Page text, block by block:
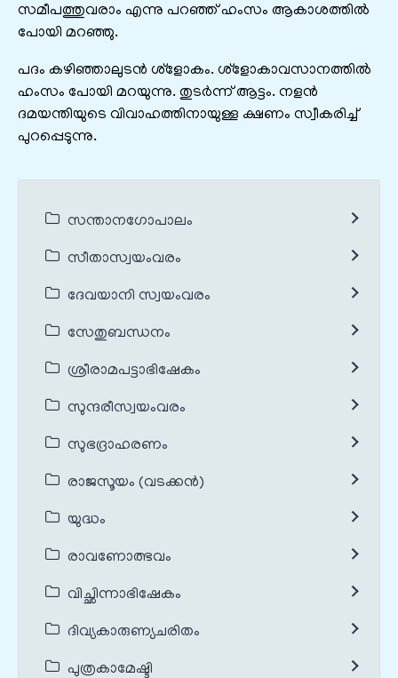
സമീപത്തുവരാം എന്നു പറഞ്ഞ്‌ ഹംസം ആകാശത്തിൽ
പോയി മറഞ്ഞു.
പദം കഴിഞ്ഞാലുടൻ ശ്ളോകം. ശ്ളോകാവസാനത്തിൽ
ഹംസം പോയി മറയുന്നു. തുടർന്ന്‌ ആട്ടം. നളൻ
ദമയന്തിയുടെ വിവാഹത്തിനായുള്ള ക്ഷണം സ്വീകരിച്ച്‌
പുറപ്പെടുന്നു.
സന്താനഗോപാലം
സീതാസ്വയംവരം
ദേവയാനി സ്വയംവരം
സേതുബന്ധനം
ശ്രീരാമപട്ടാഭിഷേകം
സുന്ദരീസ്വയംവരം
സുഭദ്രാഹരണം
രാജസൂയം (വടക്കൻ)
യുദ്ധം
രാവണോത്ഭവം
വിച്ഛിന്നാഭിഷേകം
ദിവ്യകാരുണ്യചരിതം
പുത്രകാമേഷ്ടി